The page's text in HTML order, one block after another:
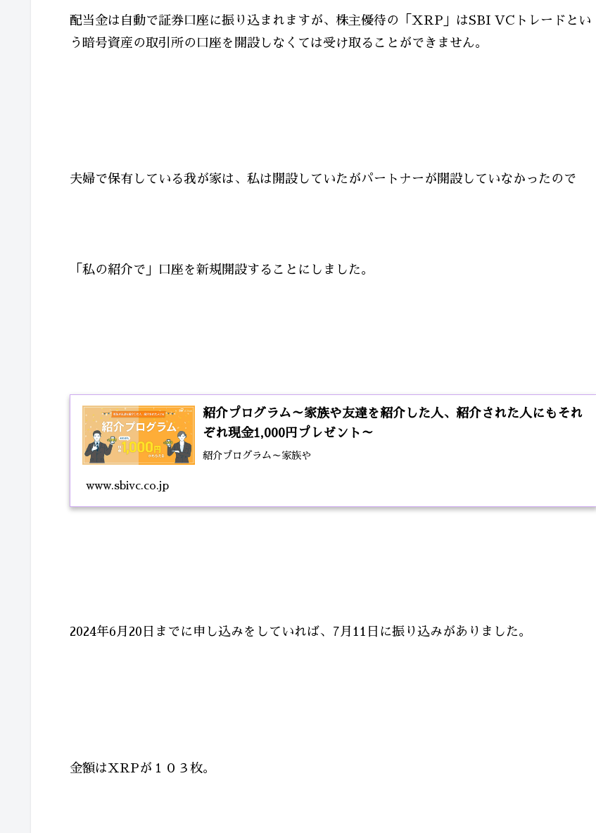
配当金は自動で証券口座に振り込まれますが、株主優待の「XRP」はSBI VCトレードとい
う暗号資産の取引所の口座を開設しなくては受け取ることができません。
夫婦で保有している我が家は、私は開設していたがパートナーが開設していなかったので
「私の紹介で」口座を新規開設することにしました。
紹介プログラム～家族や友達を紹介した人、紹介された人にもそれ
ぞれ現金1,000円プレゼント～
紹介プログラム～家族や
www.sbivc.co.jp
2024年6月20日までに申し込みをしていれば、7月11日に振り込みがありました。
金額はXRPが１０３枚。